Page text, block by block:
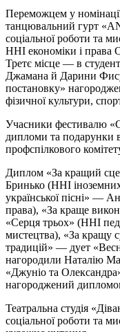
Переможцем у
танцювальний гурт
соціальної роботи та
ННІ економіки і права
Третє місце — в
Джамана й Дарини
постановку»
фізичної культури,
Учасники фестивалю
дипломи та подарунки
профспілкового
Диплом «За кращий
Бринько (ННІ
української пісні» —
права), «За краще
«Серця трьох» (ННІ
мистецтва), «За кращу
традицій» — дует
нагородили Наталію
«Джуніо та
нагороджений
Театральна студія
соціальної роботи та